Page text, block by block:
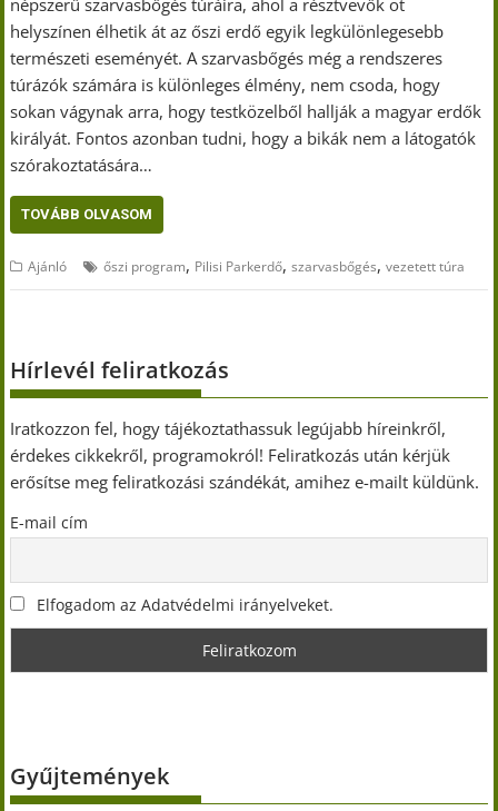
helyszínen élhetik át az őszi erdő egyik legkülönlegesebb
természeti eseményét. A szarvasbőgés még a rendszeres
túrázók számára is különleges élmény, nem csoda, hogy
sokan vágynak arra, hogy testközelből hallják a magyar erdők
királyát. Fontos azonban tudni, hogy a bikák nem a látogatók
szórakoztatására…
TOVÁBB OLVASOM
Ajánló őszi program, Pilisi Parkerdő,szarvasbőgés,vezetett túra
Hírlevél feliratkozás
Iratkozzon fel, hogy tájékoztathassuk legújabb híreinkről,
érdekes cikkekről, programokról! Feliratkozás után kérjük
erősítse meg feliratkozási szándékát, amihez e-mailt küldünk.
E-mail cím
Elfogadom az Adatvédelmi irányelveket.
Gyűjtemények